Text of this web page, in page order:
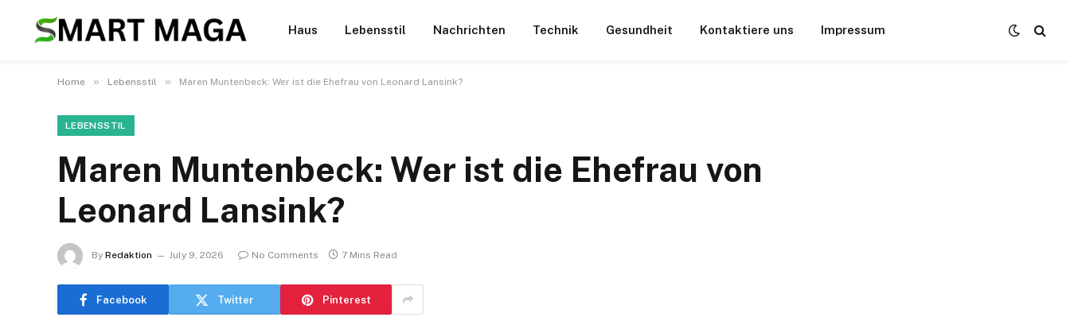
Haus Lebensstil Nachrichten Technik Gesundheit Kontaktiere uns Impressum
Home » Lebensstil » Maren Muntenbeck: Wer ist die Ehefrau von Leonard Lansink?
LEBENSSTIL
Maren Muntenbeck: Wer ist die Ehefrau von
Leonard Lansink?
By Redaktion July 9, 2026 No Comments 7 Mins Read
Facebook Twitter Pinterest